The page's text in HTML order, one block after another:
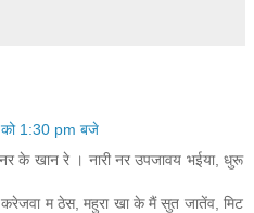
1:30 pm बजे
नर के खान रे । नारी नर उपजावय भईया, धुरू
करेजवा म ठेस, महुरा खा के मैं सुत जातेंव, मिट